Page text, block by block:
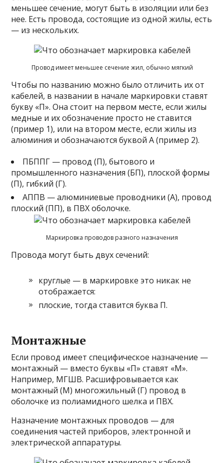
меньшее сечение, могут быть в изоляции или без
нее. Есть провода, состоящие из одной жилы, есть
— из нескольких.
Провод имеет меньшее сечение жил, обычно мягкий
Чтобы по названию можно было отличить их от
кабелей, в названии в начале маркировки ставят
букву «П». Она стоит на первом месте, если жилы
медные и их обозначение просто не ставится
(пример 1), или на втором месте, если жилы из
алюминия и обозначаются буквой А (пример 2).
ПБППГ — провод (П), бытового и
промышленного назначения (БП), плоской формы
(П), гибкий (Г).
АППВ — алюминиевые проводники (А), провод
плоский (ПП), в ПВХ оболочке.
Маркировка проводов разного назначения
Провода могут быть двух сечений:
круглые — в маркировке это никак не
отображается:
плоские, тогда ставится буква П.
Монтажные
Если провод имеет специфическое назначение —
монтажный — вместо буквы «П» ставят «М».
Например, МГШВ. Расшифровывается как
монтажный (М) многожильный (Г) провод в
оболочке из полиамидного шелка и ПВХ.
Назначение монтажных проводов — для
соединения частей приборов, электронной и
электрической аппаратуры.